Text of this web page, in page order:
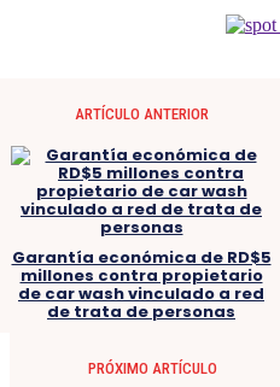
ARTÍCULO ANTERIOR
Garantía económica de RD$5
millones contra propietario
de car wash vinculado a red
de trata de personas
PRÓXIMO ARTÍCULO